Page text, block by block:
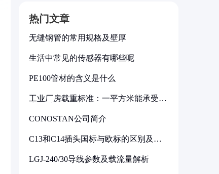
热门文章
无缝钢管的常用规格及壁厚
生活中常见的传感器有哪些呢
PE100管材的含义是什么
工业厂房载重标准：一平方米能承受多
CONOSTAN公司简介
C13和C14插头国标与欧标的区别及其
LGJ-240/30导线参数及载流量解析